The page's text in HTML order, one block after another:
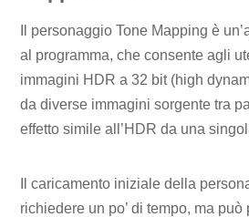
Il personaggio Tone Mapping è
al programma, che consente agli
immagini HDR a 32 bit (high
da diverse immagini sorgente tra
effetto simile all’HDR da una
Il caricamento iniziale della
richiedere un po’ di tempo, ma può